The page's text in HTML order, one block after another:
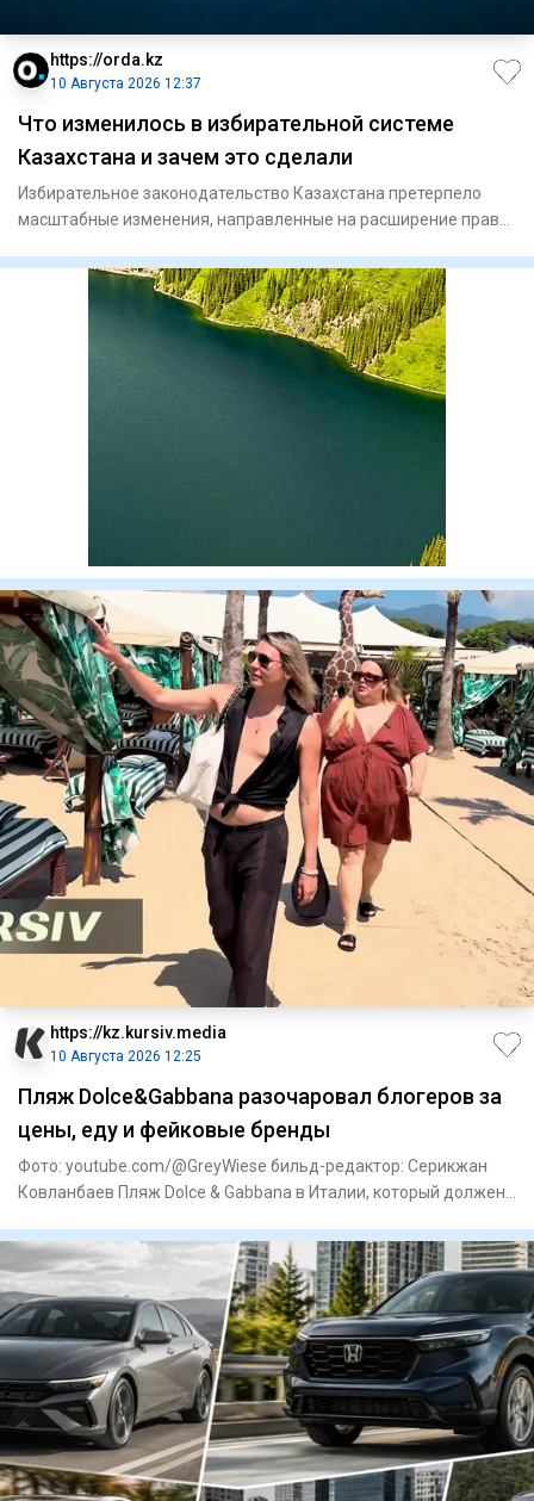
https://orda.kz
10 Августа 2026 12:37
Что изменилось в избирательной системе
Казахстана и зачем это сделали
Избирательное законодательство Казахстана претерпело
масштабные изменения, направленные на расширение прав
https://kz.kursiv.media
10 Августа 2026 12:25
Пляж Dolce&Gabbana разочаровал блогеров за
цены, еду и фейковые бренды
Фото: youtube.com/@GreyWiese бильд-редактор: Серикжан
Ковланбаев Пляж Dolce & Gabbana в Италии, который должен